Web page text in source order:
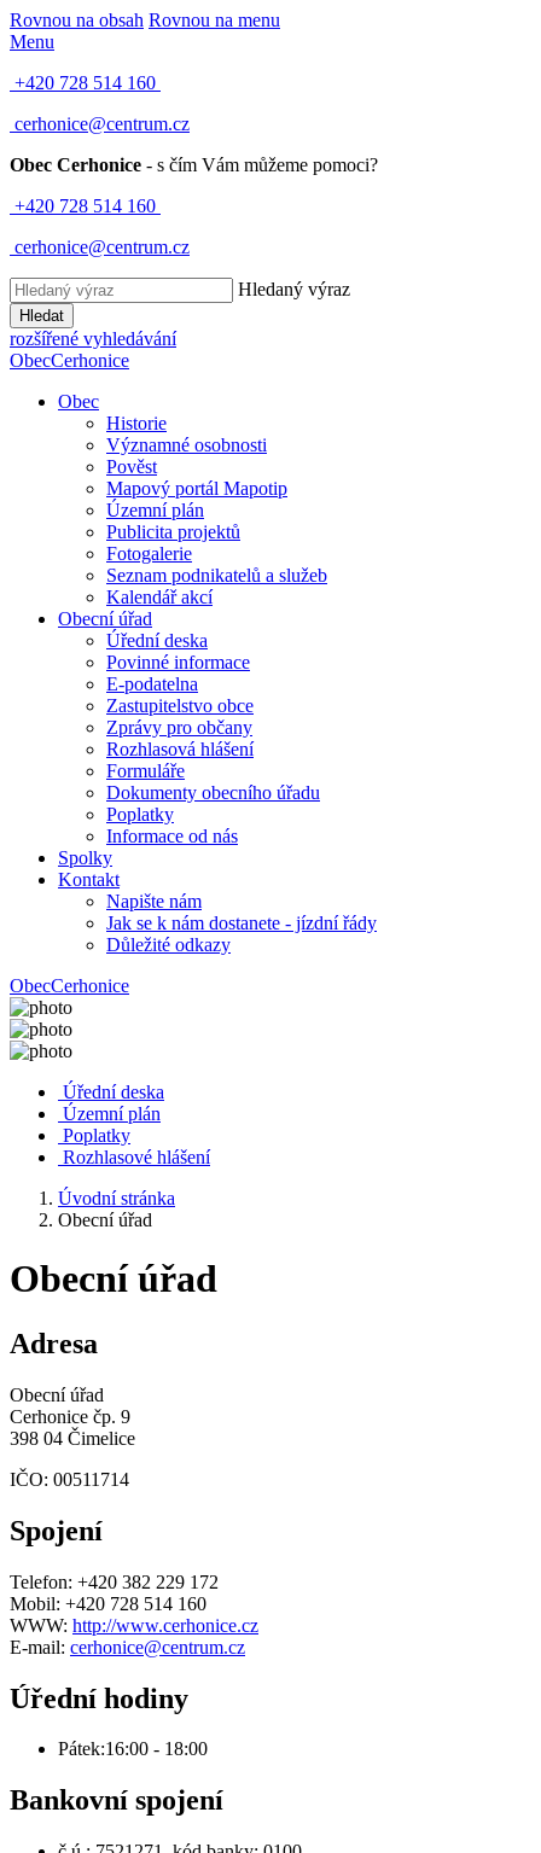
Rovnou na obsah Rovnou na menu
Menu
+420 728 514 160
cerhonice@centrum.cz
Obec Cerhonice - s čím Vám můžeme pomoci?
+420 728 514 160
cerhonice@centrum.cz
Hledaný výraz
Hledat
rozšířené vyhledávání
ObecCerhonice
Obec
Historie
Významné osobnosti
Pověst
Mapový portál Mapotip
Územní plán
Publicita projektů
Fotogalerie
Seznam podnikatelů a služeb
Kalendář akcí
Obecní úřad
Úřední deska
Povinné informace
E-podatelna
Zastupitelstvo obce
Zprávy pro občany
Rozhlasová hlášení
Formuláře
Dokumenty obecního úřadu
Poplatky
Informace od nás
Spolky
Kontakt
Napište nám
Jak se k nám dostanete - jízdní řády
Důležité odkazy
ObecCerhonice
Úřední deska
Územní plán
Poplatky
Rozhlasové hlášení
Úvodní stránka
Obecní úřad
Obecní úřad
Adresa
Obecní úřad
Cerhonice čp. 9
398 04 Čimelice
IČO: 00511714
Spojení
Telefon: +420 382 229 172
Mobil: +420 728 514 160
WWW: http://www.cerhonice.cz
E-mail: cerhonice@centrum.cz
Úřední hodiny
Pátek:16:00 - 18:00
Bankovní spojení